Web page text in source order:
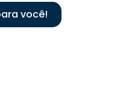
você!